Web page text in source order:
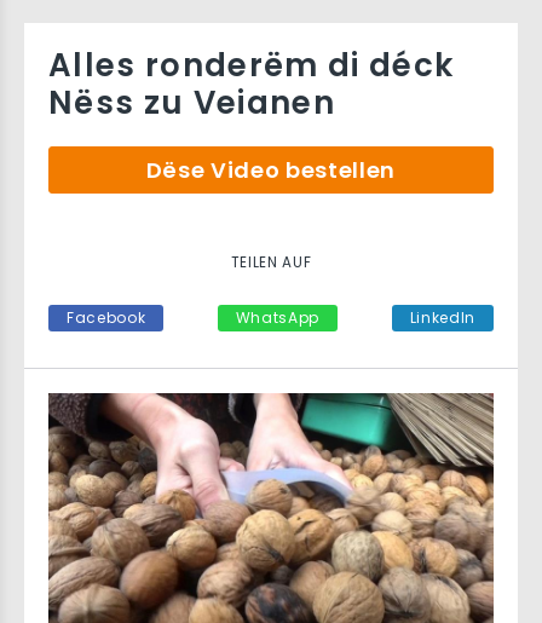
Alles ronderëm di déck
Nëss zu Veianen
Dëse Video bestellen
TEILEN AUF
Facebook WhatsApp LinkedIn